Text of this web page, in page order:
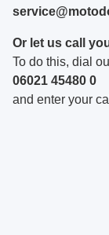
Or let us call
To do this, dial
06021 45480 0
and enter your